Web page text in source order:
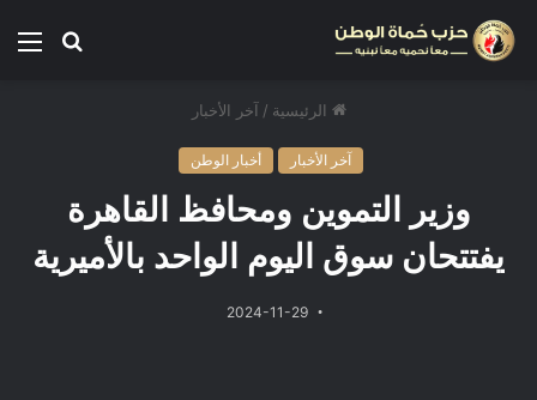
الرئيسية / آخر الأخبار
آخر الأخبار أخبار الوطن
وزير التموين ومحافظ القاهرة
يفتتحان سوق اليوم الواحد بالأميرية
2024-11-29